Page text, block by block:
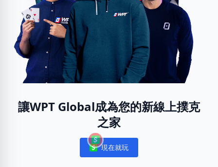
讓WPT Global成為您的新線上撲克
之家
Notifications
現在就玩